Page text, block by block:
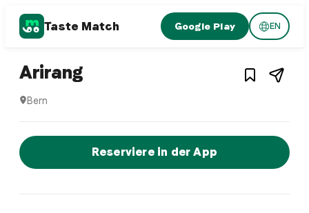
Taste Match Google Play EN
Korean restaurant
Arirang– Restaurant in Bern,
Bern
Jetzt sofort einen Tisch
Reserviere in der App